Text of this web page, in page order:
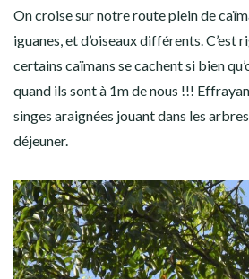
On croise sur notre route plein de
iguanes, et d’oiseaux différents. C’est
certains caïmans se cachent si bien
quand ils sont à 1m de nous !!!
singes araignées jouant dans les
déjeuner.